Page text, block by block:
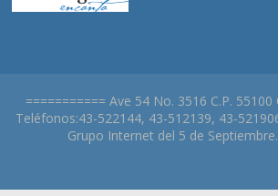
=========== Ave 54 No. 3516 C.P. 55100
Teléfonos:43-522144, 43-512139, 43-
Grupo Internet del 5 de